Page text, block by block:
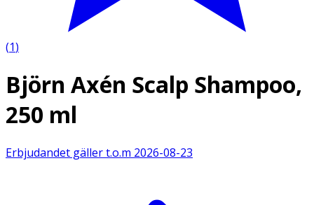
(1)
Björn Axén Scalp Shampoo,
250 ml
Erbjudandet gäller t.o.m 2026-08-23